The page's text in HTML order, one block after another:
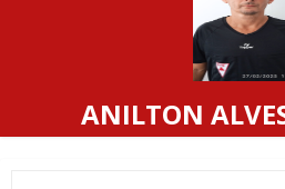
ANILTON